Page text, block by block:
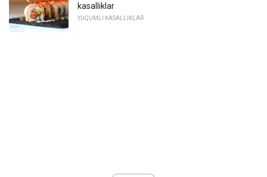
kasalliklar
YUQUMLI KASALLIKLAR